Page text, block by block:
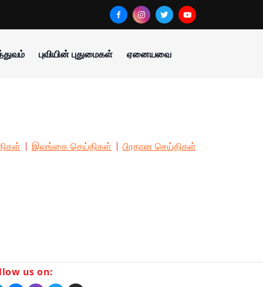
புவியின் புதுமைகள் ஏனையவை
இலங்கை செய்திகள் பிரதான செய்திகள்
us on: